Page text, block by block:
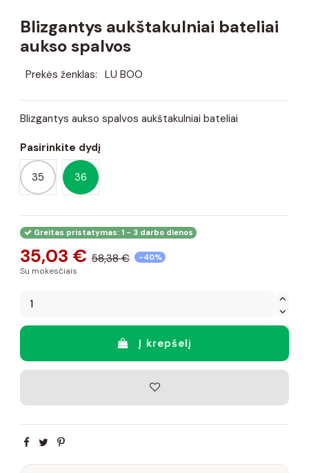
Blizgantys aukštakulniai bateliai
aukso spalvos
Prekės ženklas: LU BOO
Blizgantys aukso spalvos aukštakulniai bateliai
Pasirinkite dydį
35 36
Greitas pristatymas: 1 - 3 darbo dienos
35,03 € 58,38 € -40%
Su mokesčiais
Į krepšelį